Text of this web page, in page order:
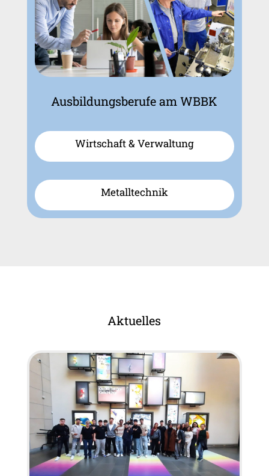
Ausbildungsberufe am WBBK
Wirtschaft & Verwaltung
Metalltechnik
Aktuelles